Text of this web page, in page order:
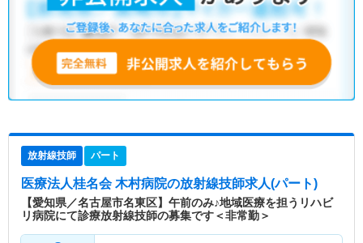
放射線技師 パート
医療法人桂名会 木村病院の放射線技師求人(パート)
【愛知県／名古屋市名東区】午前のみ♪地域医療を担うリハビ
リ病院にて診療放射線技師の募集です＜非常勤＞